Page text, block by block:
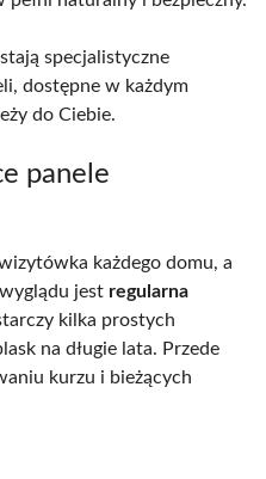
specjalistyczne
dostępne w każdym
do Ciebie.
panele
każdego domu, a
jest regularna
kilka prostych
na długie lata. Przede
kurzu i bieżących